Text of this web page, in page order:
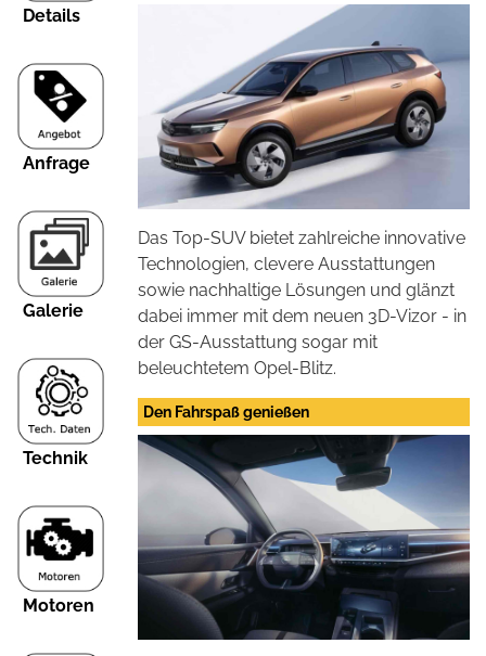
Details
Anfrage
Galerie
Technik
Motoren
Das Top-SUV bietet zahlreiche innovative
Technologien, clevere Ausstattungen
sowie nachhaltige Lösungen und glänzt
dabei immer mit dem neuen 3D-Vizor - in
der GS-Ausstattung sogar mit
beleuchtetem Opel-Blitz.
Den Fahrspaß genießen